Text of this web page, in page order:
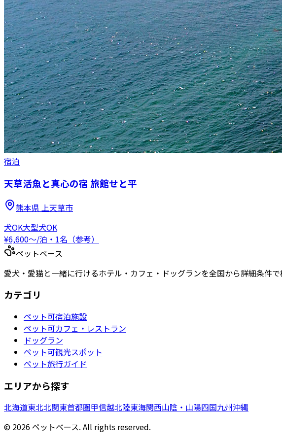
宿泊
天草活魚と真心の宿 旅館せと平
熊本県 上天草市
犬OK大型犬OK
¥6,600〜/泊・1名（参考）
ペットベース
愛犬・愛猫と一緒に行けるホテル・カフェ・ドッグランを全国から詳細条件で
カテゴリ
ペット可宿泊施設
ペット可カフェ・レストラン
ドッグラン
ペット可観光スポット
ペット旅行ガイド
エリアから探す
北海道東北北関東首都圏甲信越北陸東海関西山陰・山陽四国九州沖縄
© 2026ペットベース. All rights reserved.